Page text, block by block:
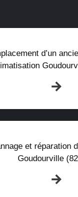
d’un
et réparation
Goudourville